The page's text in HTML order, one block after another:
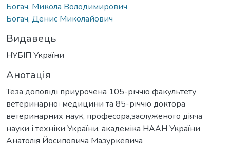
Богач, Микола Володимирович
Богач, Денис Миколайович
Видавець
НУБІП України
Анотація
Теза доповіді приурочена 105-річчю факультету
ветеринарної медицини та 85-річчю доктора
ветеринарних наук, професора,заслуженого діяча
науки і техніки України, академіка НААН України
Анатолія Йосиповича Мазуркевича